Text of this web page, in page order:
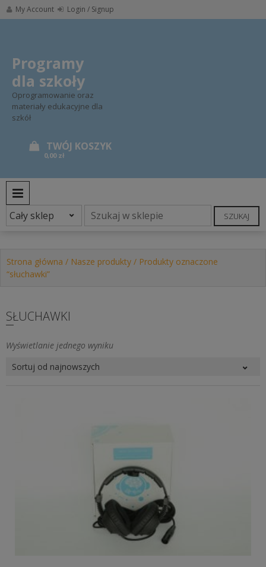
Skip
to
My Account Login / Signup
Programy
dla szkoły
Oprogramowanie oraz
materiały edukacyjne dla
szkół
0,00 zł
SZUKAJ
Strona główna / Nasze produkty / Produkty oznaczone
“słuchawki”
SŁUCHAWKI
Wyświetlanie jednego wyniku